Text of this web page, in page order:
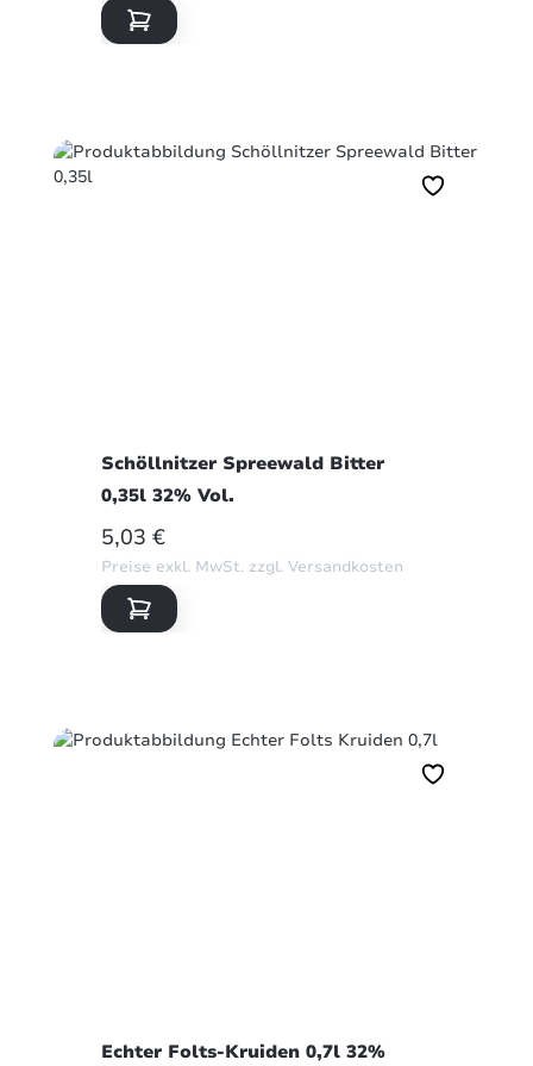
Schöllnitzer Spreewald Bitter
0,35l 32% Vol.
REGULÄRER PREIS:
5,03 €
Preise exkl. MwSt. zzgl. Versandkosten
Echter Folts-Kruiden 0,7l 32%